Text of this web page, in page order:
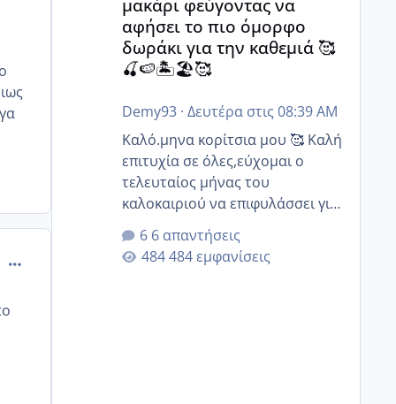
comment_830213
μακάρι φεύγοντας να
αφήσει το πιο όμορφο
δωράκι για την καθεμιά 🥰
🍒🍉🏝️🏖️🥰
Demy93· Δευτέρα στις 08:39 AM
Καλό.μηνα κορίτσια μου 🥰 Καλή
επιτυχία σε όλες,εύχομαι ο
τελευταίος μήνας του
καλοκαιριού να επιφυλάσσει για
όλες σας την πιο όμορφη
έκπληξη 🧿 @Elk @Melikara86
@Παρασκευαιδου @Zenia z
6 απαντήσεις
484 εμφανίσεις